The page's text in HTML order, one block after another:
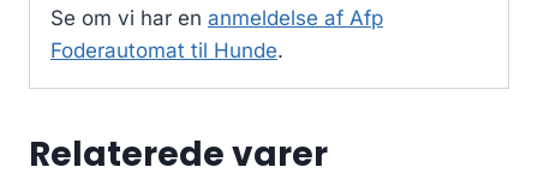
Se om vi har en anmeldelse af Afp
Foderautomat til Hunde.
Relaterede varer